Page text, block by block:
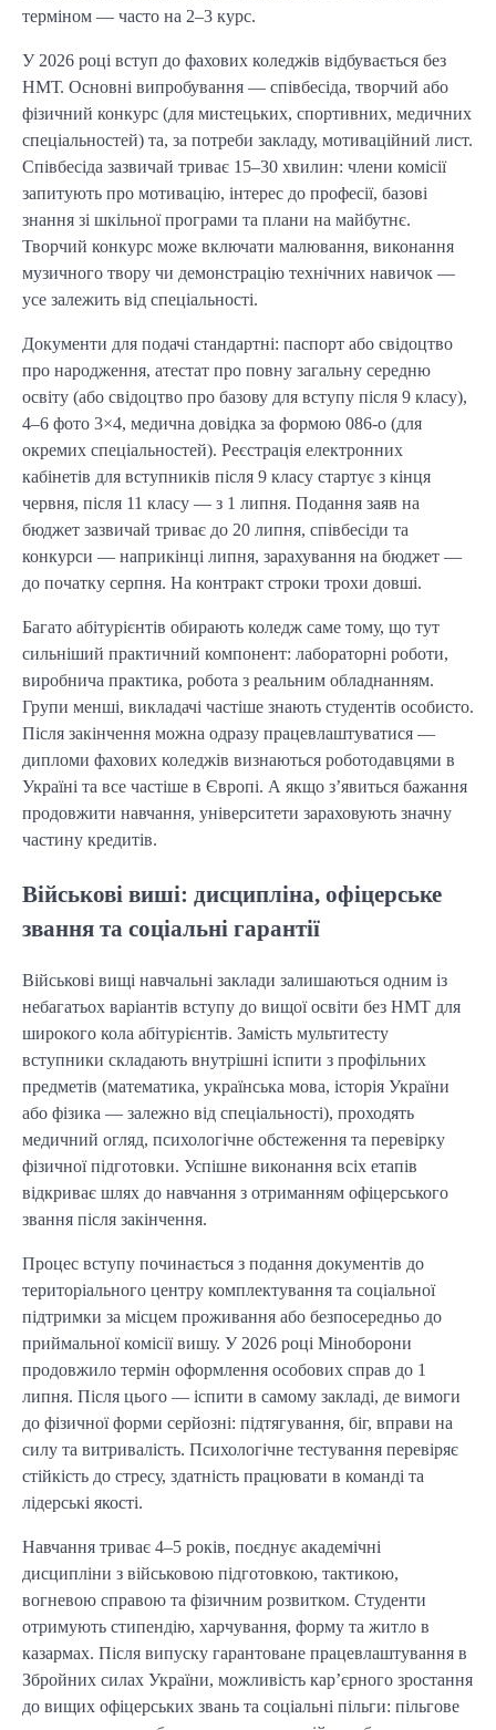
терміном — часто на 2–3 курс.
У 2026 році вступ до фахових коледжів відбувається без
НМТ. Основні випробування — співбесіда, творчий або
фізичний конкурс (для мистецьких, спортивних, медичних
спеціальностей) та, за потреби закладу, мотиваційний лист.
Співбесіда зазвичай триває 15–30 хвилин: члени комісії
запитують про мотивацію, інтерес до професії, базові
знання зі шкільної програми та плани на майбутнє.
Творчий конкурс може включати малювання, виконання
музичного твору чи демонстрацію технічних навичок —
усе залежить від спеціальності.
Документи для подачі стандартні: паспорт або свідоцтво
про народження, атестат про повну загальну середню
освіту (або свідоцтво про базову для вступу після 9 класу),
4–6 фото 3×4, медична довідка за формою 086-о (для
окремих спеціальностей). Реєстрація електронних
кабінетів для вступників після 9 класу стартує з кінця
червня, після 11 класу — з 1 липня. Подання заяв на
бюджет зазвичай триває до 20 липня, співбесіди та
конкурси — наприкінці липня, зарахування на бюджет —
до початку серпня. На контракт строки трохи довші.
Багато абітурієнтів обирають коледж саме тому, що тут
сильніший практичний компонент: лабораторні роботи,
виробнича практика, робота з реальним обладнанням.
Групи менші, викладачі частіше знають студентів особисто.
Після закінчення можна одразу працевлаштуватися —
дипломи фахових коледжів визнаються роботодавцями в
Україні та все частіше в Європі. А якщо з’явиться бажання
продовжити навчання, університети зараховують значну
частину кредитів.
Військові виші: дисципліна, офіцерське
звання та соціальні гарантії
Військові вищі навчальні заклади залишаються одним із
небагатьох варіантів вступу до вищої освіти без НМТ для
широкого кола абітурієнтів. Замість мультитесту
вступники складають внутрішні іспити з профільних
предметів (математика, українська мова, історія України
або фізика — залежно від спеціальності), проходять
медичний огляд, психологічне обстеження та перевірку
фізичної підготовки. Успішне виконання всіх етапів
відкриває шлях до навчання з отриманням офіцерського
звання після закінчення.
Процес вступу починається з подання документів до
територіального центру комплектування та соціальної
підтримки за місцем проживання або безпосередньо до
приймальної комісії вишу. У 2026 році Міноборони
продовжило термін оформлення особових справ до 1
липня. Після цього — іспити в самому закладі, де вимоги
до фізичної форми серйозні: підтягування, біг, вправи на
силу та витривалість. Психологічне тестування перевіряє
стійкість до стресу, здатність працювати в команді та
лідерські якості.
Навчання триває 4–5 років, поєднує академічні
дисципліни з військовою підготовкою, тактикою,
вогневою справою та фізичним розвитком. Студенти
отримують стипендію, харчування, форму та житло в
казармах. Після випуску гарантоване працевлаштування в
Збройних силах України, можливість кар’єрного зростання
до вищих офіцерських звань та соціальні пільги: пільгове